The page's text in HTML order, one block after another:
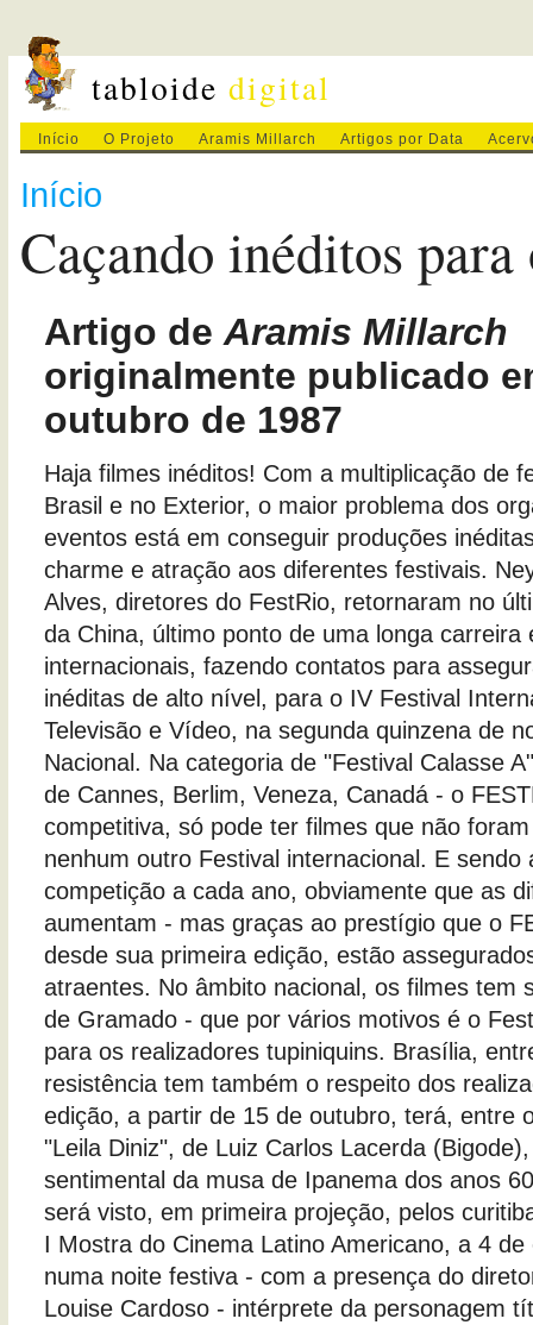
tabloidedigital
Início O Projeto Aramis Millarch Artigos por Data
Início
Caçando inéditos
Artigo deAramis Millarch
originalmente publicado
outubro de 1987
Haja filmes inéditos! Com a multiplicação de
Brasil e no Exterior, o maior problema dos
eventos está em conseguir produções
charme e atração aos diferentes festivais.
Alves, diretores do FestRio, retornaram no
da China, último ponto de uma longa carreira
internacionais, fazendo contatos para
inéditas de alto nível, para o IV Festival
Televisão e Vídeo, na segunda quinzena de
Nacional. Na categoria de "Festival Calasse
de Cannes, Berlim, Veneza, Canadá - o
competitiva, só pode ter filmes que não
nenhum outro Festival internacional. E sendo
competição a cada ano, obviamente que as
aumentam - mas graças ao prestígio que o
desde sua primeira edição, estão
atraentes. No âmbito nacional, os filmes tem
de Gramado - que por vários motivos é o
para os realizadores tupiniquins. Brasília,
resistência tem também o respeito dos
edição, a partir de 15 de outubro, terá, entre
"Leila Diniz", de Luiz Carlos Lacerda
sentimental da musa de Ipanema dos anos
será visto, em primeira projeção, pelos
I Mostra do Cinema Latino Americano, a 4
numa noite festiva - com a presença do
Louise Cardoso - intérprete da personagem